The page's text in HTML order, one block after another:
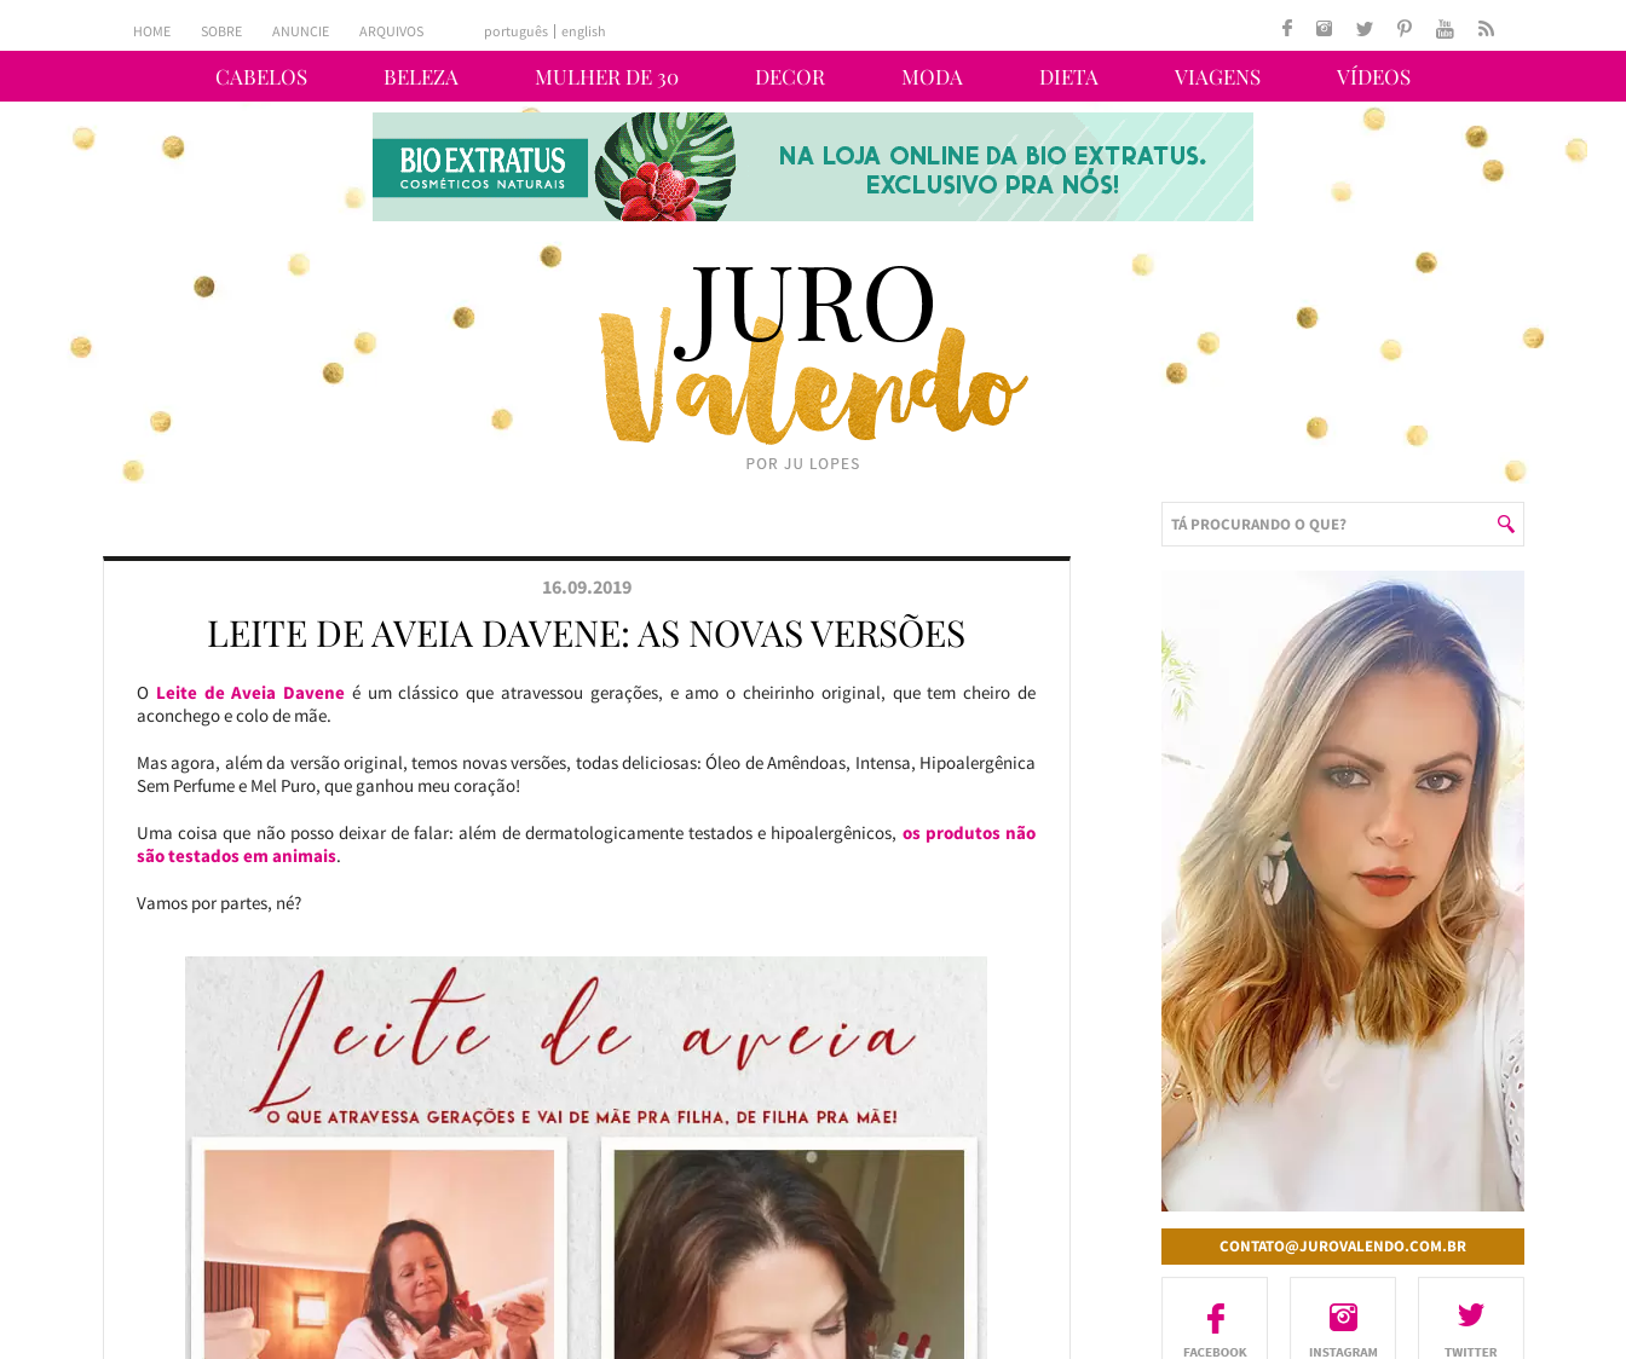
CABELOS BELEZA MULHER DE 30 DECOR MODA DIETA VIAGENS VÍDEOS
HOME SOBRE ANUNCIE ARQUIVOS português english
16.09.2019
LEITE DE AVEIA DAVENE: AS NOVAS VERSÕES
O Leite de Aveia Davene é um clássico que atravessou gerações, e amo o cheirinho original, que tem cheiro de
aconchego e colo de mãe.
Mas agora, além da versão original, temos novas versões, todas deliciosas: Óleo de Amêndoas, Intensa, Hipoalergênica
Sem Perfume e Mel Puro, que ganhou meu coração!
Uma coisa que não posso deixar de falar: além de dermatologicamente testados e hipoalergênicos, os produtos não
são testados em animais.
Vamos por partes, né?
CONTATO@JUROVALENDO.COM.BR